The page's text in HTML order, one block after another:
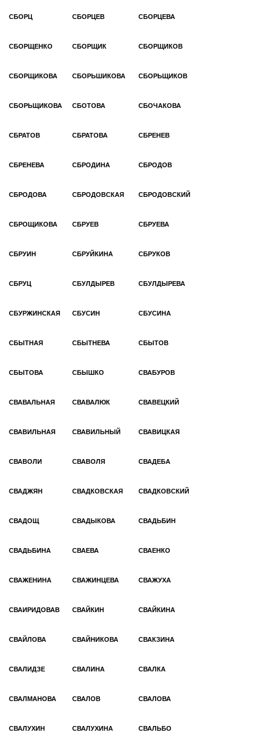
СБОРЦ СБОРЦЕВ СБОРЦЕВА
СБОРЩЕНКО СБОРЩИК СБОРЩИКОВ
СБОРЩИКОВА СБОРЬШИКОВА СБОРЬЩИКОВ
СБОРЬЩИКОВА СБОТОВА СБОЧАКОВА
СБРАТОВ СБРАТОВА СБРЕНЕВ
СБРЕНЕВА СБРОДИНА СБРОДОВ
СБРОДОВА СБРОДОВСКАЯ СБРОДОВСКИЙ
СБРОЩИКОВА СБРУЕВ СБРУЕВА
СБРУИН СБРУЙКИНА СБРУКОВ
СБРУЦ СБУЛДЫРЕВ СБУЛДЫРЕВА
СБУРЖИНСКАЯ СБУСИН СБУСИНА
СБЫТНАЯ СБЫТНЕВА СБЫТОВ
СБЫТОВА СБЫШКО СВАБУРОВ
СВАВАЛЬНАЯ СВАВАЛЮК СВАВЕЦКИЙ
СВАВИЛЬНАЯ СВАВИЛЬНЫЙ СВАВИЦКАЯ
СВАВОЛИ СВАВОЛЯ СВАДЕБА
СВАДЖЯН СВАДКОВСКАЯ СВАДКОВСКИЙ
СВАДОЩ СВАДЫКОВА СВАДЬБИН
СВАДЬБИНА СВАЕВА СВАЕНКО
СВАЖЕНИНА СВАЖИНЦЕВА СВАЖУХА
СВАИРИДОВАВ СВАЙКИН СВАЙКИНА
СВАЙЛОВА СВАЙНИКОВА СВАКЗИНА
СВАЛИДЗЕ СВАЛИНА СВАЛКА
СВАЛМАНОВА СВАЛОВ СВАЛОВА
СВАЛУХИН СВАЛУХИНА СВАЛЬБО